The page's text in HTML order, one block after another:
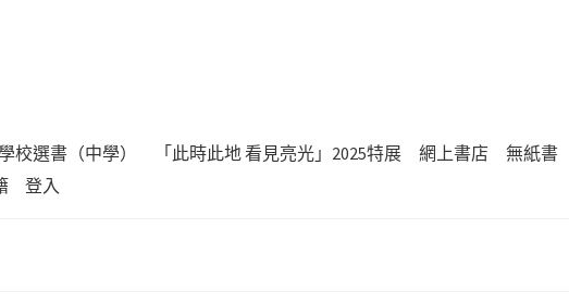
校選書（中學） 「此時此地 看見亮光」2025特展 網上書店
無紙書
登入